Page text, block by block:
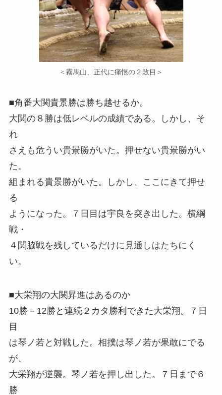
＜霧馬山、正代に痛恨の２敗目＞
■角番大関貴景勝は勝ち越せるか。
大関の８勝は低レベルの成績である。しかし、そ
れ
さえも危うい貴景勝がいた。押せない貴景勝がい
た。
組まれる貴景勝がいた。しかし、ここにきて押せ
る
ようになった。７日目は宇良を突き出した。横綱
戦・
４関脇戦を残しているだけに見通しはたちにく
い。
■大栄翔の大関昇進はあるのか
10勝－12勝と連続２カタ勝利できた大栄翔。７日
目
は琴ノ若と対戦した。相撲は琴ノ若が果敢にでる
が、
大栄翔が逆襲。琴ノ若を押し出した。７日まで６
勝